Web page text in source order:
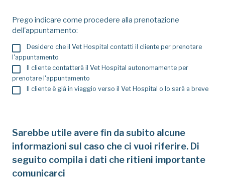
Prego indicare come procedere alla prenotazione
dell'appuntamento:
Desidero che il Vet Hospital contatti il cliente per prenotare
l'appuntamento
Il cliente contatterà il Vet Hospital autonomamente per
prenotare l'appuntamento
Il cliente è già in viaggio verso il Vet Hospital o lo sarà a breve
Sarebbe utile avere fin da subito alcune
informazioni sul caso che ci vuoi riferire. Di
seguito compila i dati che ritieni importante
comunicarci